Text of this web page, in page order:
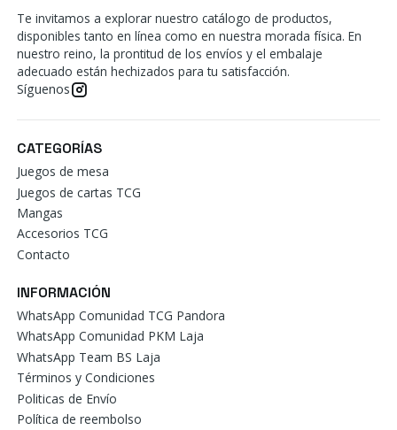
Te invitamos a explorar nuestro catálogo de productos,
disponibles tanto en línea como en nuestra morada física. En
nuestro reino, la prontitud de los envíos y el embalaje
adecuado están hechizados para tu satisfacción.
Síguenos
CATEGORÍAS
Juegos de mesa
Juegos de cartas TCG
Mangas
Accesorios TCG
Contacto
INFORMACIÓN
WhatsApp Comunidad TCG Pandora
WhatsApp Comunidad PKM Laja
WhatsApp Team BS Laja
Términos y Condiciones
Politicas de Envío
Política de reembolso